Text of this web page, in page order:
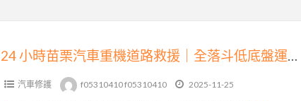
24 小時苗栗汽車重機道路救援｜全落斗低底盤運送，15 分鐘火速到場！
汽車修護 f05310410 f05310410 2025-11-25